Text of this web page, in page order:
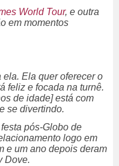
World Tour, e outra
em momentos
Ela quer oferecer o
feliz e focada na turnê.
de idade]está com
se divertindo.
pós-Globo de
logo em
e um ano depois deram
Dove.